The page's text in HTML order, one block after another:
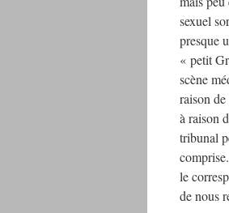
sexuel
presque
« petit
scène
raison
à raison
tribunal
le
de nous